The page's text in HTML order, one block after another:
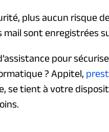
plus aucun risque
mail sont enregistrées
pour
? Appitel,
se tient à votre